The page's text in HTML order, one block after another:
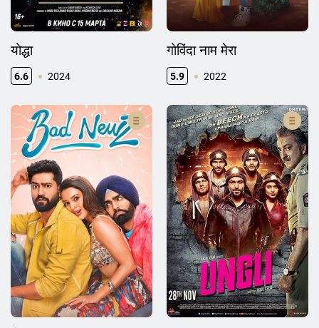
योद्धा
6.6 2024
गोविंदा नाम मेरा
5.9 2022